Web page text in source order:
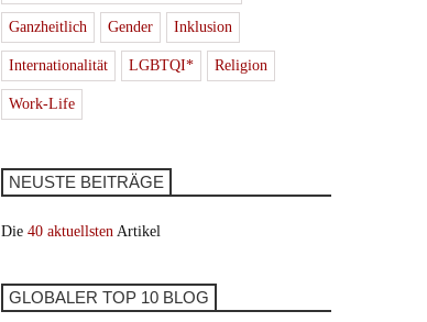
Ganzheitlich Gender Inklusion
Internationalität LGBTQI* Religion
Work-Life
NEUSTE BEITRÄGE
Die 40 aktuellsten Artikel
GLOBALER TOP 10 BLOG